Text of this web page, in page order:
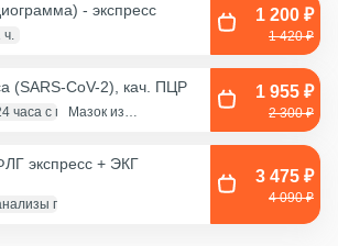
- экспресс
ч.
1 200 ₽
1 420 ₽
(SARS-CoV-2), кач. ПЦР
часа с момента взятия биоматериала
Мазок из
1 955 ₽
2 300 ₽
экспресс + ЭКГ
по крови - 1 д., экг и флг - 1 час
3 475 ₽
4 090 ₽